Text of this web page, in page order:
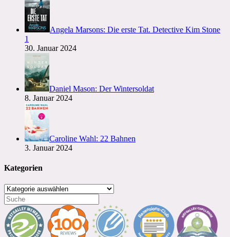
Angela Marsons: Die erste Tat. Detective Kim Stone
1
30. Januar 2024
Daniel Mason: Der Wintersoldat
8. Januar 2024
Caroline Wahl: 22 Bahnen
3. Januar 2024
Kategorien
Kategorien